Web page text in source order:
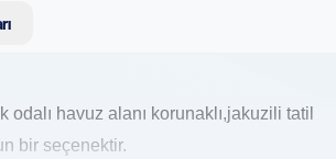
havuz alanı korunaklı,jakuzili tatil
bir seçenektir.